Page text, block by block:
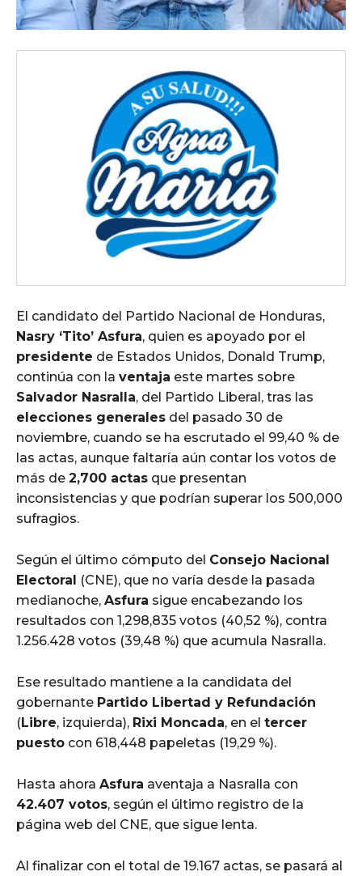
El candidato del Partido Nacional de Honduras,
Nasry ‘Tito’ Asfura, quien es apoyado por el
presidente de Estados Unidos, Donald Trump,
continúa con la ventaja este martes sobre
Salvador Nasralla, del Partido Liberal, tras las
elecciones generales del pasado 30 de
noviembre, cuando se ha escrutado el 99,40 % de
las actas, aunque faltaría aún contar los votos de
más de 2,700 actas que presentan
inconsistencias y que podrían superar los 500,000
sufragios.
Según el último cómputo del Consejo Nacional
Electoral (CNE), que no varía desde la pasada
medianoche, Asfura sigue encabezando los
resultados con 1,298,835 votos (40,52 %), contra
1.256.428 votos (39,48 %) que acumula Nasralla.
Ese resultado mantiene a la candidata del
gobernante Partido Libertad y Refundación
(Libre, izquierda), Rixi Moncada, en el tercer
puesto con 618,448 papeletas (19,29 %).
Hasta ahora Asfura aventaja a Nasralla con
42.407 votos, según el último registro de la
página web del CNE, que sigue lenta.
Al finalizar con el total de 19.167 actas, se pasará al